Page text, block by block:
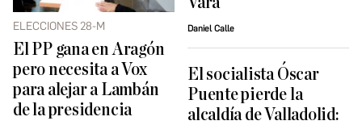
ELECCIONES 28-M
El PP gana en Aragón
pero necesita a Vox
para alejar a Lambán
de la presidencia
Daniel Calle
El socialista Óscar
Puente pierde la
alcaldía de Valladolid: